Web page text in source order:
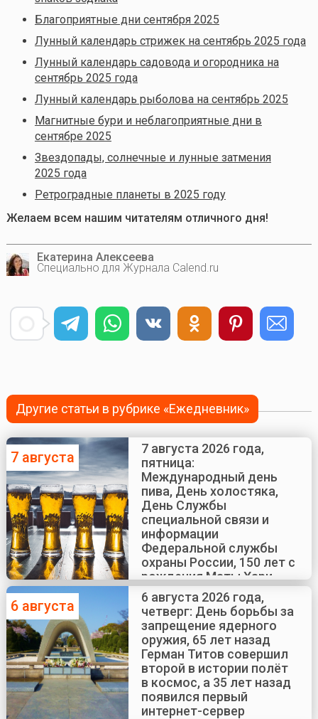
Благоприятные дни сентября 2025
Лунный календарь стрижек на сентябрь 2025 года
Лунный календарь садовода и огородника на
сентябрь 2025 года
Лунный календарь рыболова на сентябрь 2025
Магнитные бури и неблагоприятные дни в
сентябре 2025
Звездопады, солнечные и лунные затмения
2025 года
Ретроградные планеты в 2025 году
Желаем всем нашим читателям отличного дня!
Екатерина Алексеева
Специально для Журнала Calend.ru
Другие статьи в рубрике «Ежедневник»
7 августа
7 августа 2026 года,
пятница:
Международный день
пива, День холостяка,
День Службы
специальной связи и
информации
Федеральной службы
охраны России, 150 лет с
рождения Маты Хари
6 августа
6 августа 2026 года,
четверг: День борьбы за
запрещение ядерного
оружия, 65 лет назад
Герман Титов совершил
второй в истории полёт
в космос, а 35 лет назад
появился первый
интернет-сервер